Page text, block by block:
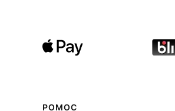
POMOC